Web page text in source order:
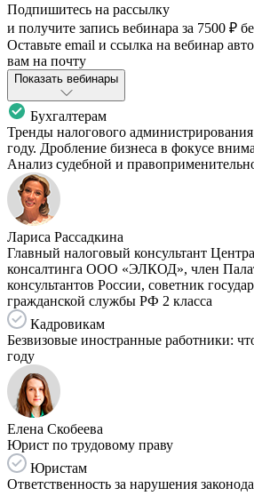
Подпишитесь на рассылку
и получите запись вебинара за 7500 ₽
Оставьте email и ссылка на вебинар
вам на почту
Показать вебинары
Бухгалтерам
Тренды налогового
году. Дробление бизнеса в фокусе
Анализ судебной и
Лариса Рассадкина
Главный налоговый консультант
консалтинга ООО «ЭЛКОД», член
консультантов России, советник
гражданской службы РФ 2 класса
Кадровикам
Безвизовые иностранные работники:
году
Елена Скобеева
Юрист по трудовому праву
Юристам
Ответственность за нарушения